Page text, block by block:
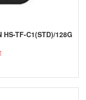
TF-C1(STD)/128G